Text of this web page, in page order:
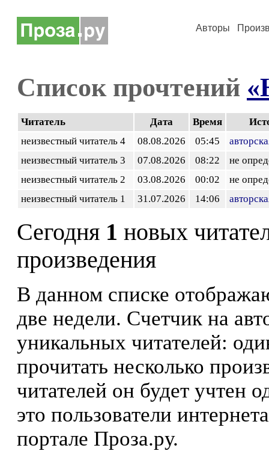
Авторы
Список прочтений
Читатель Дата Время
неизвестный читатель 4
08.08.2026 05:45
неизвестный читатель 3
07.08.2026 08:22
не
неизвестный читатель 2
03.08.2026 00:02
не
неизвестный читатель 1
31.07.2026 14:06
Сегодня 1 новых
произведения
В данном списке
две недели. Счетчик на
уникальных читателей:
прочитать несколько
читателей он будет учтен
это пользователи
портале Проза.ру.